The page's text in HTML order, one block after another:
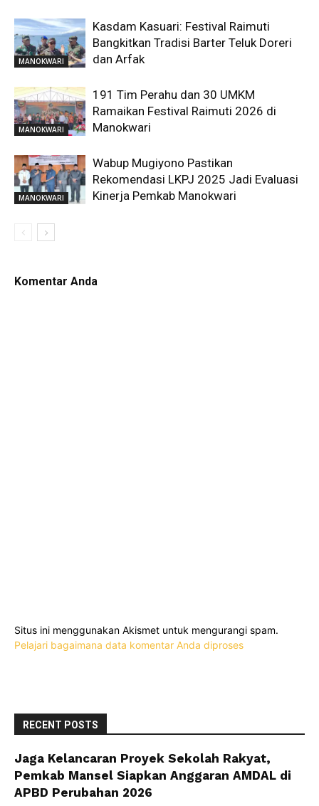
MANOKWARI
Kasdam Kasuari: Festival Raimuti
Bangkitkan Tradisi Barter Teluk Doreri
dan Arfak
MANOKWARI
191 Tim Perahu dan 30 UMKM
Ramaikan Festival Raimuti 2026 di
Manokwari
MANOKWARI
Wabup Mugiyono Pastikan
Rekomendasi LKPJ 2025 Jadi Evaluasi
Kinerja Pemkab Manokwari
Komentar Anda
Situs ini menggunakan Akismet untuk mengurangi spam.
Pelajari bagaimana data komentar Anda diproses
RECENT POSTS
Jaga Kelancaran Proyek Sekolah Rakyat,
Pemkab Mansel Siapkan Anggaran AMDAL di
APBD Perubahan 2026